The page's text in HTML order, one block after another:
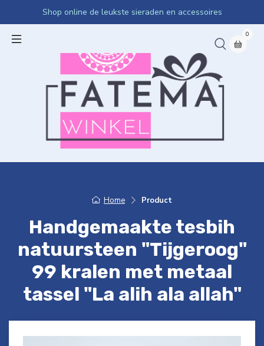
Shop online de leukste sieraden en accessoires
0
Home Product
Handgemaakte tesbih
natuursteen "Tijgeroog"
99 kralen met metaal
tassel "La alih ala allah"